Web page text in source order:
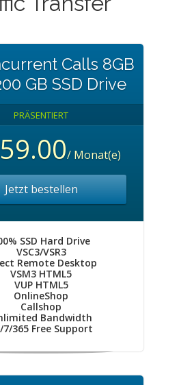
Calls 8GB
GB SSD Drive
PRÄSENTIERT
/ Monat(e)
Jetzt bestellen
SSD Hard Drive
VSC3/VSR3
Remote Desktop
VSM3 HTML5
VUP HTML5
OnlineShop
Callshop
Bandwidth
7/365 Free Support